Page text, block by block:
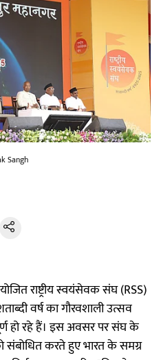
Sangh
राष्ट्रीय स्वयंसेवक संघ (RSS)
वर्ष का गौरवशाली उत्सव
हो रहे हैं। इस अवसर पर संघ के
संबोधित करते हुए भारत के समग्र